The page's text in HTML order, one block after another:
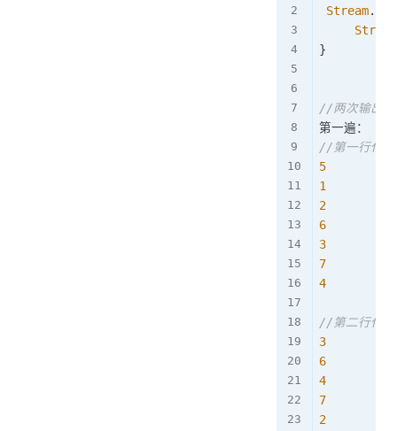
Stream.
Stream
}
//两次输出结
//第一行代
5
1
2
6
3
7
4
//第二行代
3
6
4
7
2